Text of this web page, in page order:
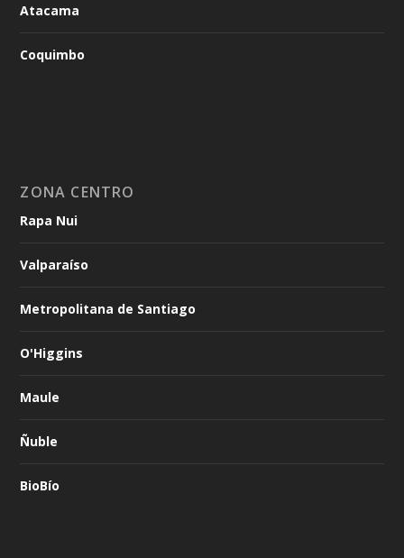
Atacama
Coquimbo
ZONA CENTRO
Rapa Nui
Valparaíso
Metropolitana de Santiago
O'Higgins
Maule
Ñuble
BioBío